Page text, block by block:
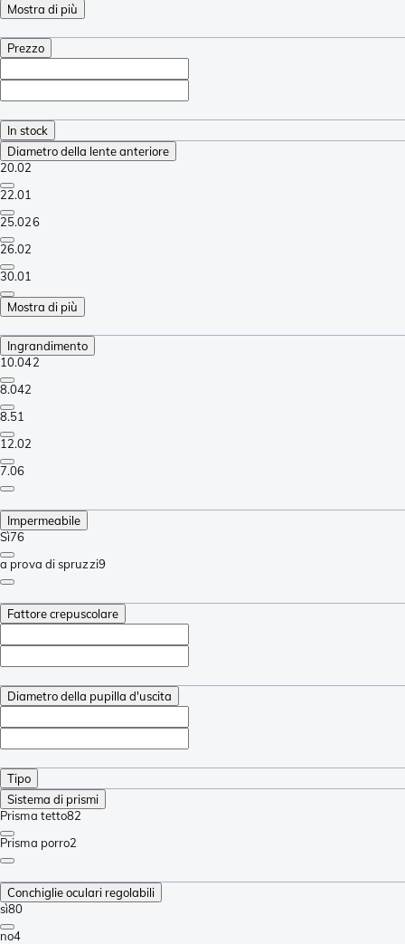
Mostra di più
Prezzo
In stock
Diametro della lente anteriore
20.02
22.01
25.026
26.02
30.01
Mostra di più
Ingrandimento
10.042
8.042
8.51
12.02
7.06
Impermeabile
Sì76
a prova di spruzzi9
Fattore crepuscolare
Diametro della pupilla d'uscita
Tipo
Sistema di prismi
Prisma tetto82
Prisma porro2
Conchiglie oculari regolabili
sì80
no4